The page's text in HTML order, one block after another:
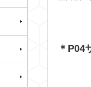
＊P04